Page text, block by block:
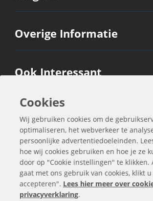
Overige Informatie
Ook Interessant
Contactgegevens
Cookies
Wij gebruiken cookies om de
optimaliseren, het webverkeer te
persoonlijke advertentiedoeleinden.
hoe wij cookies gebruiken en hoe je ze
door op "Cookie instellingen" te klikken.
gaat met ons gebruik van cookies, klikt
accepteren". Lees hier meer over
privacyverklaring.